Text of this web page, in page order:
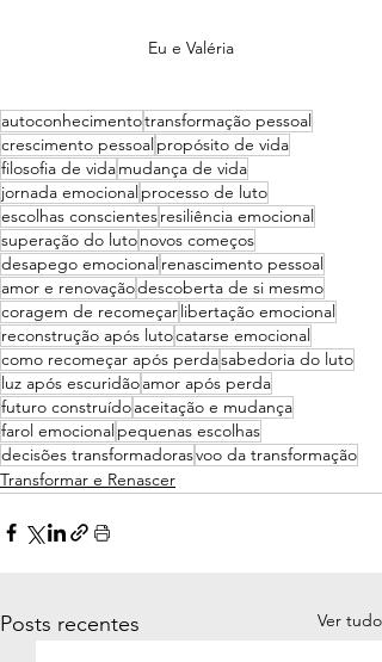
Eu e Valéria
autoconhecimentotransformação pessoal
crescimento pessoalpropósito de vida
filosofia de vidamudança de vida
jornada emocionalprocesso de luto
escolhas conscientesresiliência emocional
superação do lutonovos começos
desapego emocionalrenascimento pessoal
amor e renovaçãodescoberta de si mesmo
coragem de recomeçarlibertação emocional
reconstrução após lutocatarse emocional
como recomeçar após perdasabedoria do luto
luz após escuridãoamor após perda
futuro construídoaceitação e mudança
farol emocionalpequenas escolhas
decisões transformadorasvoo da transformação
Transformar e Renascer
Posts recentes Ver tudo